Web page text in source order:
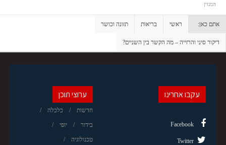
המגזין
אתם כאן: ראשי בריאות תזונה וכושר
דיקור סיני והרזייה – מה הקשר בין השניים?
ערוצי תוכן
חדשות כלכלה
בידור יופי
טכנולוגיה
עקבו אחרינו
Facebook
Twitter